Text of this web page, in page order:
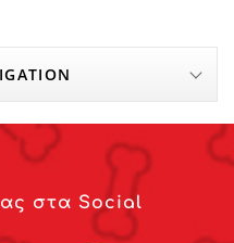
στα Social